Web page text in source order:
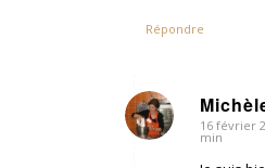
Répondre
dit
16 février
min